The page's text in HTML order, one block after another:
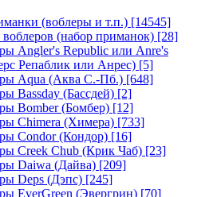
(воблеры и т.п.) [14545]
(набор приманок) [28]
Angler's Republic или Anre's
Репаблик или Анрес) [5]
Aqua (Аква С.-Пб.) [648]
Bassday (Бассдей) [2]
Bomber (Бомбер) [12]
Chimera (Химера) [733]
Condor (Кондор) [16]
Creek Chub (Крик Чаб) [23]
Daiwa (Дайва) [209]
Deps (Дэпс) [245]
EverGreen (Эвергрин) [70]